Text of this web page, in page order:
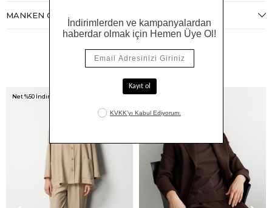
MANKEN ÖLÇÜLERI
Benzer Ürünler
Net %50 İndirim! Net %50 İndirim!